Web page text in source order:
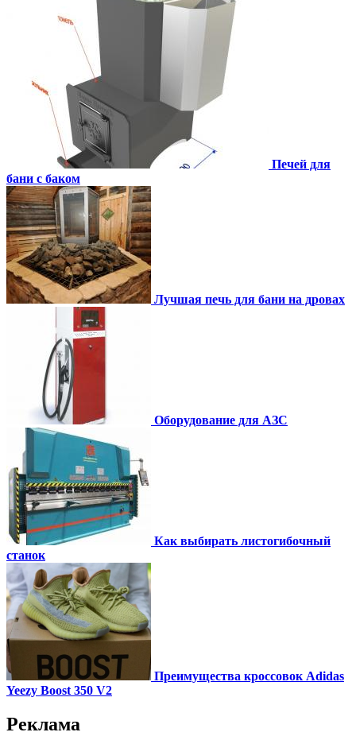
Печей для
бани с баком
Лучшая печь для бани на дровах
Оборудование для АЗС
Как выбирать листогибочный
станок
Преимущества кроссовок Adidas
Yeezy Boost 350 V2
Реклама